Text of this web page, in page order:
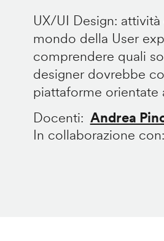
UX/UI Design:
mondo della User
comprendere quali
designer dovrebbe
piattaforme orientate
Docenti
Andrea
In collaborazione con